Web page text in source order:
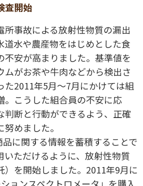
査開始
所事故による放射性物質の漏出
道水や農産物をはじめとした食
不安が高まりました。基準値を
ムがお茶や牛肉などから検出さ
た2011年5月～7月にかけては組
。こうした組合員の不安に応
判断と行動ができるよう、正確
めました。
に関する情報を蓄積することで
いただけるように、放射性物質
）を開始しました。2011年9月に